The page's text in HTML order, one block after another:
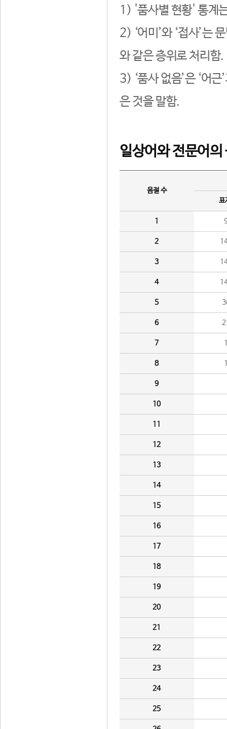
1) '품사별 현황' 통계
2) ‘어미’와 ‘접사’는
와 같은 층위로 처리함.
3) ‘품사 없음’은 ‘어
은 것을 말함.
일상어와 전문어의
음절 수
표
1
2
3
4
5
6
7
8
9
10
11
12
13
14
15
16
17
18
19
20
21
22
23
24
25